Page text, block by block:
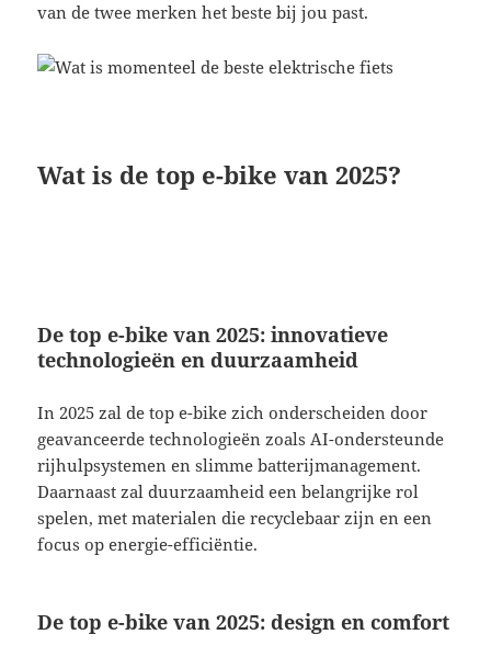
van de twee merken het beste bij jou past.
Wat is de top e-bike van 2025?
De top e-bike van 2025: innovatieve
technologieën en duurzaamheid
In 2025 zal de top e-bike zich onderscheiden door
geavanceerde technologieën zoals AI-ondersteunde
rijhulpsystemen en slimme batterijmanagement.
Daarnaast zal duurzaamheid een belangrijke rol
spelen, met materialen die recyclebaar zijn en een
focus op energie-efficiëntie.
De top e-bike van 2025: design en comfort